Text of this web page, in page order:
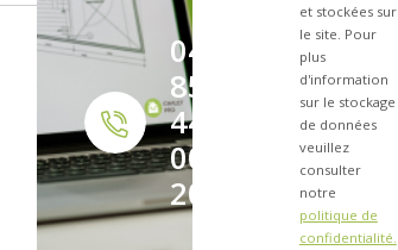
04
85
44
00
20
et stockées sur
le site. Pour
plus
d'information
sur le stockage
de données
veuillez
consulter
notre
politique de
confidentialité.